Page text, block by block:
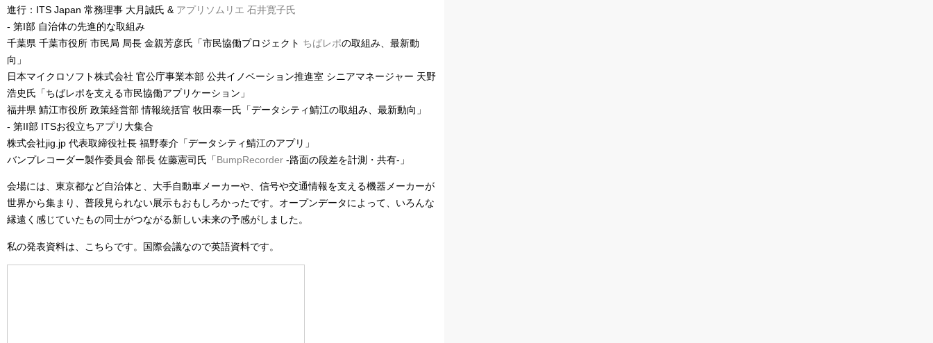
進行：ITS Japan 常務理事 大月誠氏 & アプリソムリエ 石井寛子氏
- 第I部 自治体の先進的な取組み
千葉県 千葉市役所 市民局 局長 金親芳彦氏「市民協働プロジェクト ちばレポの取組み、最新動
向」
日本マイクロソフト株式会社 官公庁事業本部 公共イノベーション推進室 シニアマネージャー 天野
浩史氏「ちばレポを支える市民協働アプリケーション」
福井県 鯖江市役所 政策経営部 情報統括官 牧田泰一氏「データシティ鯖江の取組み、最新動向」
- 第II部 ITSお役立ちアプリ大集合
株式会社jig.jp 代表取締役社長 福野泰介「データシティ鯖江のアプリ」
バンプレコーダー製作委員会 部長 佐藤憲司氏「BumpRecorder -路面の段差を計測・共有-」
会場には、東京都など自治体と、大手自動車メーカーや、信号や交通情報を支える機器メーカーが
世界から集まり、普段見られない展示もおもしろかったです。オープンデータによって、いろんな
縁遠く感じていたもの同士がつながる新しい未来の予感がしました。
私の発表資料は、こちらです。国際会議なので英語資料です。